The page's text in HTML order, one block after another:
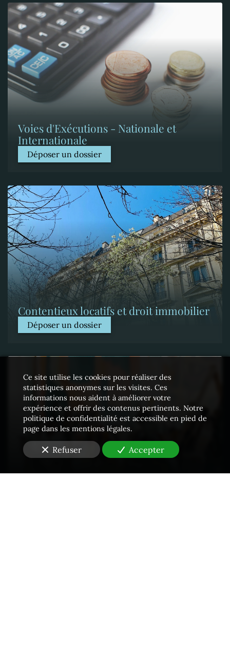
Voies d'Exécutions - Nationale et
Internationale
Déposer un dossier
Contentieux locatifs et droit immobilier
Déposer un dossier
Ce site utilise les cookies pour réaliser des
statistiques anonymes sur les visites. Ces
informations nous aident à améliorer votre
expérience et offrir des contenus pertinents. Notre
politique de confidentialité est accessible en pied de
page dans les mentions légales.
Refuser Accepter